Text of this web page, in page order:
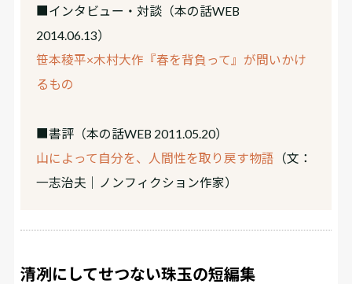
■インタビュー・対談 （本の話WEB
2014.06.13）
笹本稜平×木村大作『春を背負って』が問いかけ
るもの
■書評 （本の話WEB 2011.05.20）
山によって自分を、人間性を取り戻す物語 （文：
一志治夫｜ノンフィクション作家）
清冽にしてせつない珠玉の短編集